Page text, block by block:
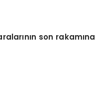
son rakamına